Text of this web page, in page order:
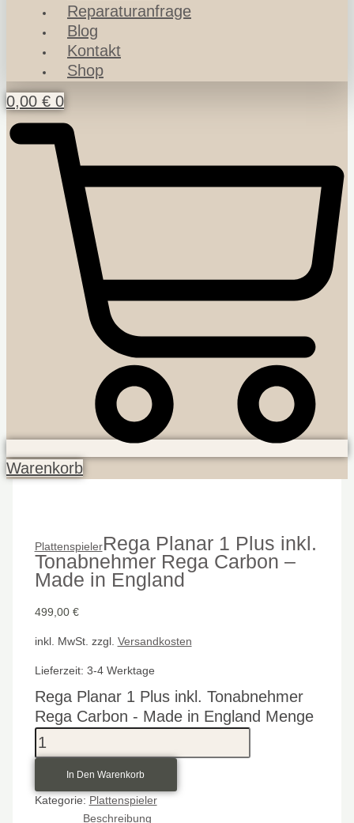
Reparaturanfrage
Blog
Kontakt
Shop
0,00 € 0
Warenkorb
PlattenspielerRega Planar 1 Plus inkl.
Tonabnehmer Rega Carbon –
Made in England
499,00 €
inkl. MwSt. zzgl. Versandkosten
Lieferzeit: 3-4 Werktage
Rega Planar 1 Plus inkl. Tonabnehmer
Rega Carbon - Made in England Menge
In Den Warenkorb
Kategorie: Plattenspieler
Beschreibung